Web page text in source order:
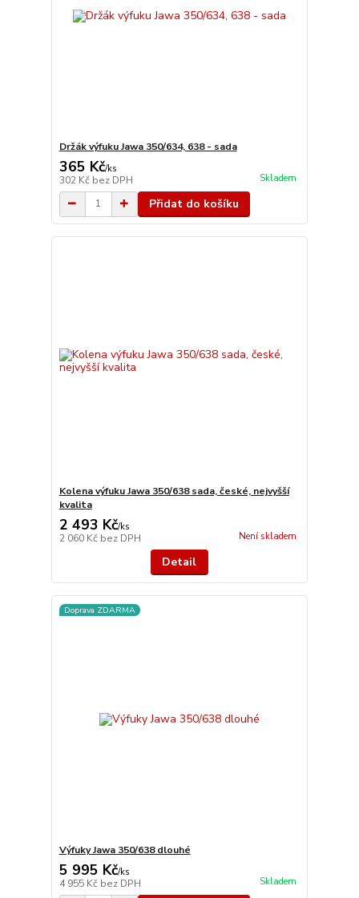
Držák výfuku Jawa 350/634, 638 - sada
365 Kč/ks
302 Kč bez DPH Skladem
Přidat do košíku
Kolena výfuku Jawa 350/638 sada, české, nejvyšší
kvalita
2 493 Kč/ks
2 060 Kč bez DPH Není skladem
Detail
Doprava ZDARMA
Výfuky Jawa 350/638 dlouhé
5 995 Kč/ks
4 955 Kč bez DPH Skladem